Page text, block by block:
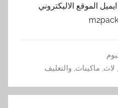
info@m2pack.com ايميل الموقع الاليكتروني
, لات, ماكينات, والتغليف